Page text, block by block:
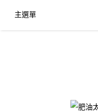
主選單